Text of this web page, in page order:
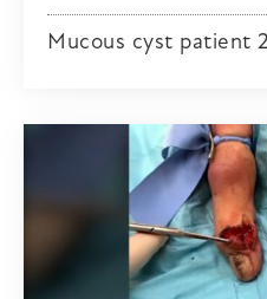
Mucous cyst patient